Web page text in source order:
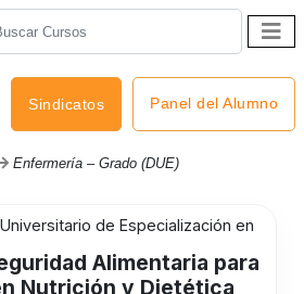
Sindicatos Panel del Alumno
Enfermería – Grado (DUE)
de Especialización en
Alimentaria para
Nutrición y Dietética